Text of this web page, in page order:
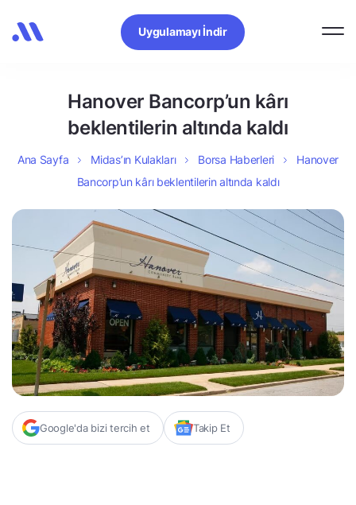
Uygulamayı İndir
Hanover Bancorp’un kârı
beklentilerin altında kaldı
Ana Sayfa Midas’ın Kulakları Borsa Haberleri
Hanover
Bancorp’un kârı beklentilerin altında kaldı
Google'da bizi tercih et Takip Et